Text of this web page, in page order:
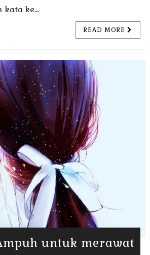
ke...
READ MORE
untuk merawat